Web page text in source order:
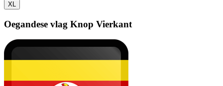
XL
Oegandese vlag Knop Vierkant